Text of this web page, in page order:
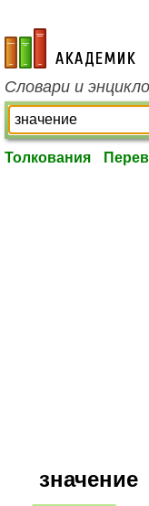
academic.ru
Словари и
Толкования
значение